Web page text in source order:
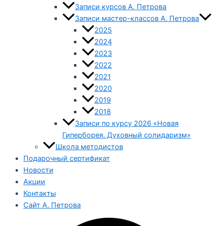
Записи курсов А. Петрова
Записи мастер-классов А. Петрова
2025
2024
2023
2022
2021
2020
2019
2018
Записи по курсу 2026 «Новая
Гиперборея. Духовный солидаризм»
Школа методистов
Подарочный сертификат
Новости
Акции
Контакты
Сайт А. Петрова